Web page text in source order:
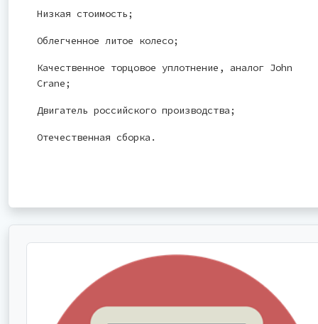
Низкая стоимость;
Облегченное литое колесо;
Качественное торцовое уплотнение, аналог John
Crane;
Двигатель российского производства;
Отечественная сборка.